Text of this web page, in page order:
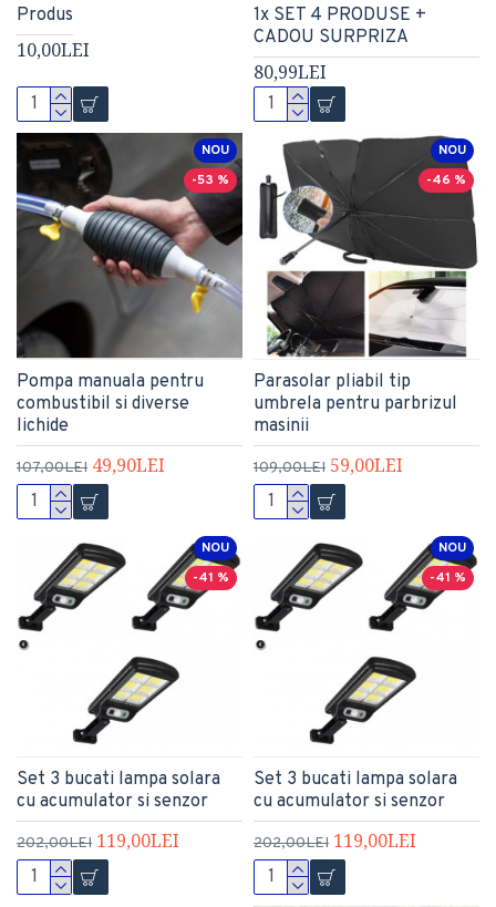
Produs
10,00LEI
1x SET 4 PRODUSE +
CADOU SURPRIZA
80,99LEI
NOU
-53 %
Pompa manuala pentru
combustibil si diverse
lichide
107,00LEI 49,90LEI
NOU
-46 %
Parasolar pliabil tip
umbrela pentru parbrizul
masinii
109,00LEI 59,00LEI
NOU
-41 %
Set 3 bucati lampa solara
cu acumulator si senzor
202,00LEI 119,00LEI
NOU
-41 %
Set 3 bucati lampa solara
cu acumulator si senzor
202,00LEI 119,00LEI